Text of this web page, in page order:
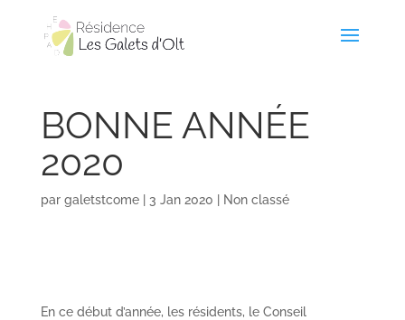
BONNE ANNÉE
2020
par galetstcome| 3 Jan 2020 Non classé
En ce début d’année, les résidents, le Conseil